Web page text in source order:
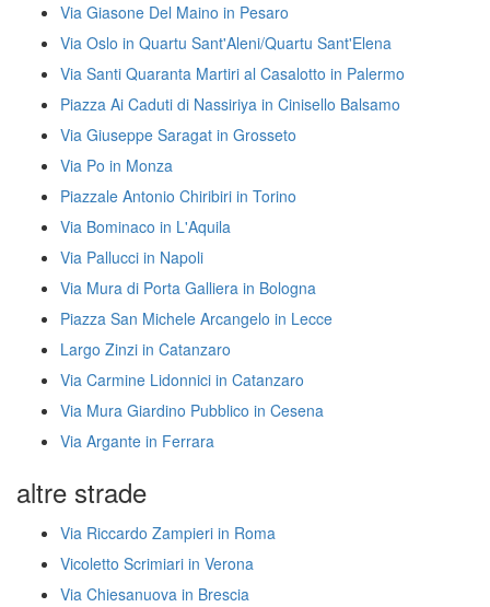
Via Giasone Del Maino in Pesaro
Via Oslo in Quartu Sant'Aleni/Quartu Sant'Elena
Via Santi Quaranta Martiri al Casalotto in Palermo
Piazza Ai Caduti di Nassiriya in Cinisello Balsamo
Via Giuseppe Saragat in Grosseto
Via Po in Monza
Piazzale Antonio Chiribiri in Torino
Via Bominaco in L'Aquila
Via Pallucci in Napoli
Via Mura di Porta Galliera in Bologna
Piazza San Michele Arcangelo in Lecce
Largo Zinzi in Catanzaro
Via Carmine Lidonnici in Catanzaro
Via Mura Giardino Pubblico in Cesena
Via Argante in Ferrara
altre strade
Via Riccardo Zampieri in Roma
Vicoletto Scrimiari in Verona
Via Chiesanuova in Brescia